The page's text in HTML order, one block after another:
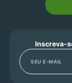
Inscreva-